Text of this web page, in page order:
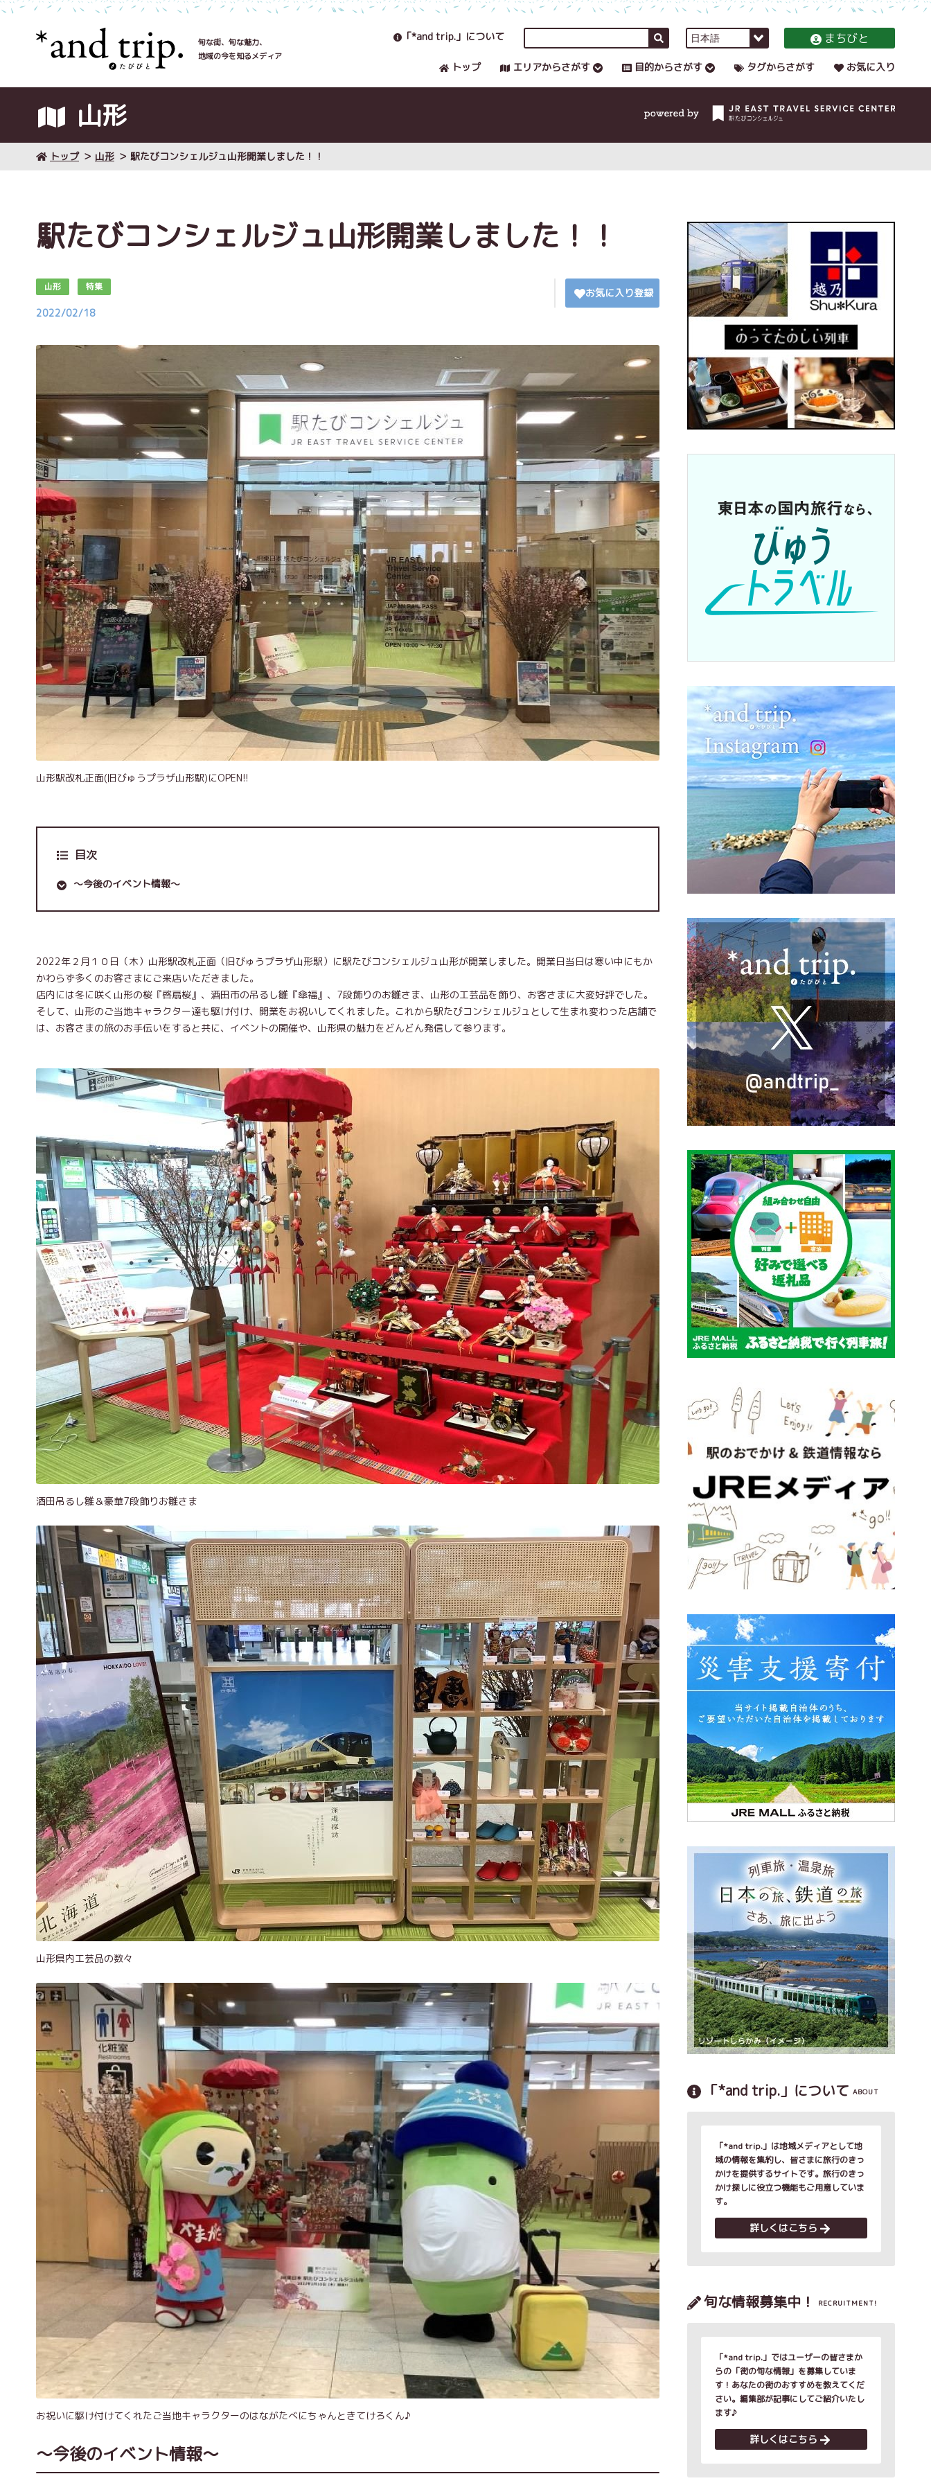
旬な街、旬な魅力、
地域の今を知るメディア
「*and trip.」について まちびと
トップ エリアからさがす 目的からさがす タグからさがす お気に入り
山形
トップ 山形 駅たびコンシェルジュ山形開業しました！！
駅たびコンシェルジュ山形開業しました！！
山形 特集
2022/02/18
お気に入り登録
山形駅改札正面(旧びゅうプラザ山形駅)にOPEN!!
目次
～今後のイベント情報～
2022年２月１０日（木）山形駅改札正面（旧びゅうプラザ山形駅）に駅たびコンシェルジュ山形が開業しました。開業日当日は寒い中にもか
かわらず多くのお客さまにご来店いただきました。
店内には冬に咲く山形の桜『啓扇桜』、酒田市の吊るし雛『傘福』、7段飾りのお雛さま、山形の工芸品を飾り、お客さまに大変好評でした。
そして、山形のご当地キャラクター達も駆け付け、開業をお祝いしてくれました。これから駅たびコンシェルジュとして生まれ変わった店舗で
は、お客さまの旅のお手伝いをすると共に、イベントの開催や、山形県の魅力をどんどん発信して参ります。
酒田吊るし雛＆豪華7段飾りお雛さま
山形県内工芸品の数々
お祝いに駆け付けてくれたご当地キャラクターのはながたべにちゃんときてけろくん♪
～今後のイベント情報～
「*and trip.」について ABOUT
「*and trip.」は地域メディアとして地
域の情報を集約し、皆さまに旅行のきっ
かけを提供するサイトです。旅行のきっ
かけ探しに役立つ機能もご用意していま
す。
詳しくはこちら
旬な情報募集中！ RECRUITMENT!
「*and trip.」ではユーザーの皆さまか
らの「街の旬な情報」を募集していま
す！あなたの街のおすすめを教えてくだ
さい。編集部が記事にしてご紹介いたし
ます♪
詳しくはこちら